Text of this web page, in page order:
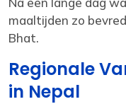
maaltijden zo
Bhat.
Regionale
in Nepal